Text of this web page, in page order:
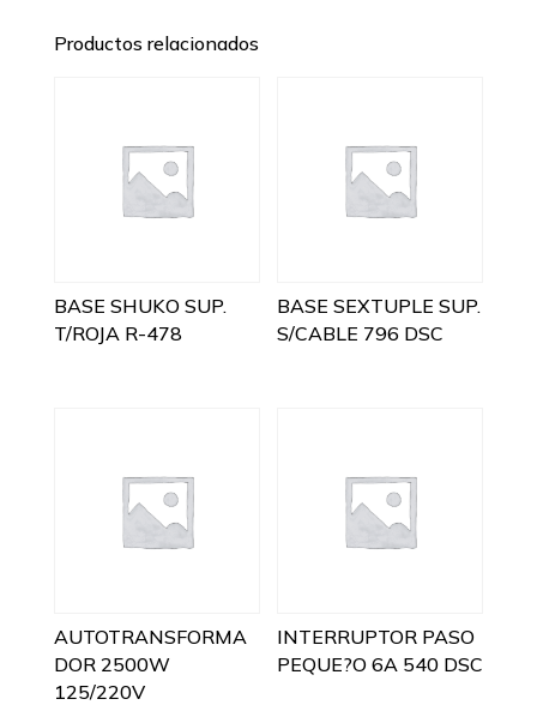
Productos relacionados
BASE SHUKO SUP.
T/ROJA R-478
BASE SEXTUPLE SUP.
S/CABLE 796 DSC
AUTOTRANSFORMA
DOR 2500W
125/220V
INTERRUPTOR PASO
PEQUE?O 6A 540 DSC